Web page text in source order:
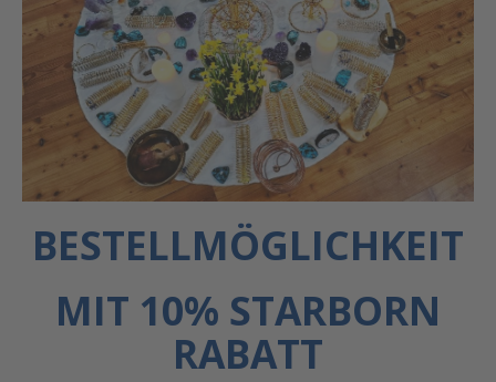
BESTELLMÖGLICHKEIT
MIT 10% STARBORN
RABATT